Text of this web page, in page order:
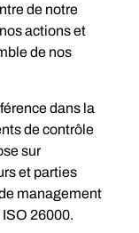
de notre
actions et
de nos
dans la
de contrôle
sur
et parties
management
26000.